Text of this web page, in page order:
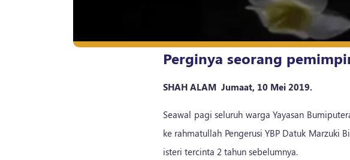
Perginya seorang
SHAH ALAM Jumaat, 10 Mei 2019.
Seawal pagi seluruh warga Yayasan
ke rahmatullah Pengerusi YBP Datuk
isteri tercinta 2 tahun sebelumnya.